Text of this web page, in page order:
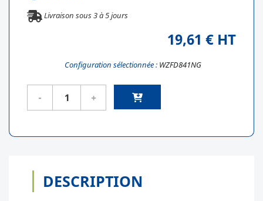
Livraison sous3à5jours
19,61 € HT
Configuration sélectionnée : WZFD841NG
DESCRIPTION